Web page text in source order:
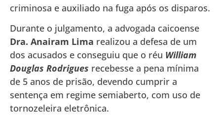
criminosa e auxiliado na fuga após os disparos.
Durante o julgamento, a advogada caicoense
Dra. Anairam Lima realizou a defesa de um
dos acusados e conseguiu que o réu William
Douglas Rodrigues recebesse a pena mínima
de 5 anos de prisão, devendo cumprir a
sentença em regime semiaberto, com uso de
tornozeleira eletrônica.